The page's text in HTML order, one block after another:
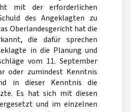
mit der erforderlichen
des Angeklagten zu
Oberlandesgericht hat die
die dafür sprechen
in die Planung und
vom 11. September
oder zumindest Kenntnis
in dieser Kenntnis die
Es hat sich mit diesen
und im einzelnen